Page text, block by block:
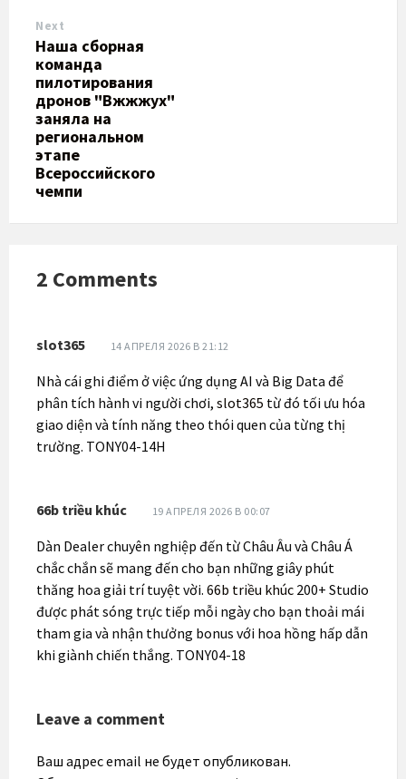
Next
Наша сборная
команда
пилотирования
дронов "Вжжжух"
заняла на
региональном
этапе
Всероссийского
чемпи
2 Comments
slot365 14 АПРЕЛЯ 2026 В 21:12
Nhà cái ghi điểm ở việc ứng dụng AI và Big Data để
phân tích hành vi người chơi, slot365 từ đó tối ưu hóa
giao diện và tính năng theo thói quen của từng thị
trường. TONY04-14H
66b triều khúc 19 АПРЕЛЯ 2026 В 00:07
Dàn Dealer chuyên nghiệp đến từ Châu Âu và Châu Á
chắc chắn sẽ mang đến cho bạn những giây phút
thăng hoa giải trí tuyệt vời. 66b triều khúc 200+ Studio
được phát sóng trực tiếp mỗi ngày cho bạn thoải mái
tham gia và nhận thưởng bonus với hoa hồng hấp dẫn
khi giành chiến thắng. TONY04-18
Leave a comment
Ваш адрес email не будет опубликован.